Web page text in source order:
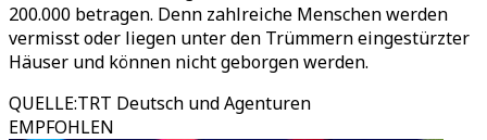
200.000 betragen. Denn zahlreiche Menschen werden
vermisst oder liegen unter den Trümmern eingestürzter
Häuser und können nicht geborgen werden.
QUELLE:TRT Deutsch und Agenturen
EMPFOHLEN